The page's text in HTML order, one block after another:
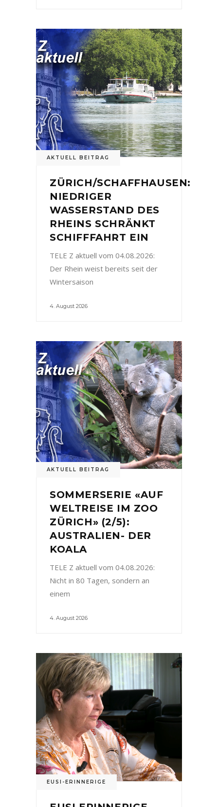
AKTUELL BEITRAG
ZÜRICH/SCHAFFHAUSEN:
NIEDRIGER
WASSERSTAND DES
RHEINS SCHRÄNKT
SCHIFFFAHRT EIN
TELE Z aktuell vom 04.08.2026:
Der Rhein weist bereits seit der
Wintersaison
4. August 2026
AKTUELL BEITRAG
SOMMERSERIE «AUF
WELTREISE IM ZOO
ZÜRICH» (2/5):
AUSTRALIEN- DER
KOALA
TELE Z aktuell vom 04.08.2026:
Nicht in 80 Tagen, sondern an
einem
4. August 2026
EUSI-ERINNERIGE